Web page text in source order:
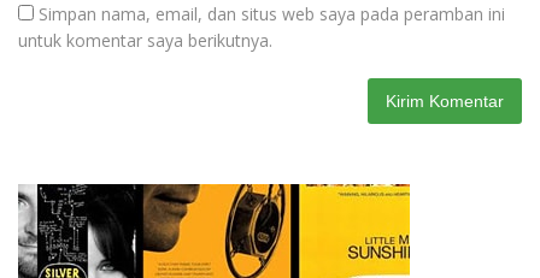
Simpan nama, email, dan situs web saya pada peramban ini
untuk komentar saya berikutnya.